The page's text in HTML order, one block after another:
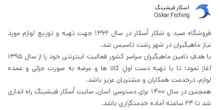
اسکار فیشینگ
Oskar Fishing
فروشگاه صید و شکار اُسکار در سال 1362 جهت تهیه و توزیع لوازم مورد
نیاز ماهیگیران در شهر رشت تاسیس شد.
با هدفِ تامین ماهیگیران سراسر کشور فعالیت اینترنتی خود را از سال 1395
آغاز نمود؛ تا با تهیه دست اولِ کالا ها و عرضه به صورت جزئی و عمده
لوازم، درخدمت همکاران و مشتریان عزیز باشد.
همچنین در سال 1400 برای دسترسی آسان، سایت اُسکار فیشینگ راه اندازی
شد تا 24 ساعته آماده خدمتگزاری باشد.